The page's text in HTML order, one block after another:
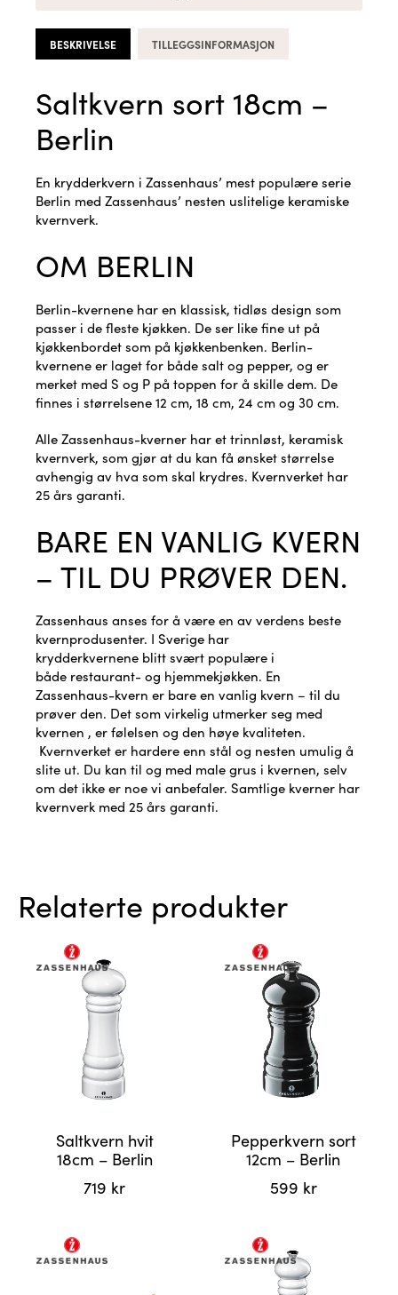
BESKRIVELSE TILLEGGSINFORMASJON
Saltkvern sort 18cm –
Berlin
En krydderkvern i Zassenhaus’ mest populære serie
Berlin med Zassenhaus’ nesten uslitelige keramiske
kvernverk.
OM BERLIN
Berlin-kvernene har en klassisk, tidløs design som
passer i de fleste kjøkken. De ser like fine ut på
kjøkkenbordet som på kjøkkenbenken. Berlin-
kvernene er laget for både salt og pepper, og er
merket med S og P på toppen for å skille dem. De
finnes i størrelsene 12 cm, 18 cm, 24 cm og 30 cm.
Alle Zassenhaus-kverner har et trinnløst, keramisk
kvernverk, som gjør at du kan få ønsket størrelse
avhengig av hva som skal krydres. Kvernverket har
25 års garanti.
BARE EN VANLIG KVERN
– TIL DU PRØVER DEN.
Zassenhaus anses for å være en av verdens beste
kvernprodusenter. I Sverige har
krydderkvernene blitt svært populære i
både restaurant- og hjemmekjøkken. En
Zassenhaus-kvern er bare en vanlig kvern – til du
prøver den. Det som virkelig utmerker seg med
kvernen , er følelsen og den høye kvaliteten.
Kvernverket er hardere enn stål og nesten umulig å
slite ut. Du kan til og med male grus i kvernen, selv
om det ikke er noe vi anbefaler. Samtlige kverner har
kvernverk med 25 års garanti.
Relaterte produkter
Saltkvern hvit
18cm – Berlin
719 kr
Pepperkvern sort
12cm – Berlin
599 kr